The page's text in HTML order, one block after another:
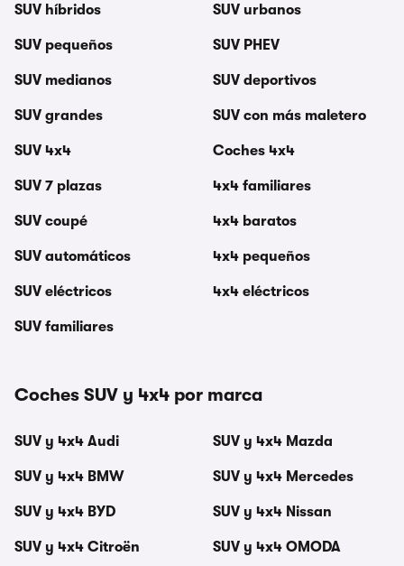
SUV híbridos
SUV pequeños
SUV medianos
SUV grandes
SUV 4x4
SUV 7 plazas
SUV coupé
SUV automáticos
SUV eléctricos
SUV familiares
SUV urbanos
SUV PHEV
SUV deportivos
SUV con más maletero
Coches 4x4
4x4 familiares
4x4 baratos
4x4 pequeños
4x4 eléctricos
Coches SUV y 4x4 por marca
SUV y 4x4 Audi
SUV y 4x4 BMW
SUV y 4x4 BYD
SUV y 4x4 Citroën
SUV y 4x4 Mazda
SUV y 4x4 Mercedes
SUV y 4x4 Nissan
SUV y 4x4 OMODA